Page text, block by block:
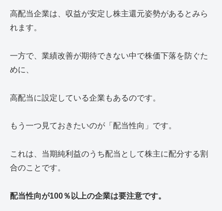
高配当企業は、収益が安定し株主還元姿勢があるとみら
れます。
一方で、業績改善が期待できない中で株価下落を防ぐた
めに、
高配当に設定している企業もあるのです。
もう一つ見ておきたいのが「配当性向」です。
これは、当期純利益のうち配当として株主に配分する割
合のことです。
配当性向が100％以上の企業は要注意です。